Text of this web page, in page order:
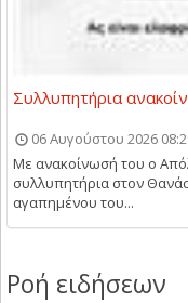
Συλλυπητήρια
06 Αυγούστου 2026
Με ανακοίνωσή του ο
συλλυπητήρια στον
αγαπημένου του...
Ροή ειδήσεων